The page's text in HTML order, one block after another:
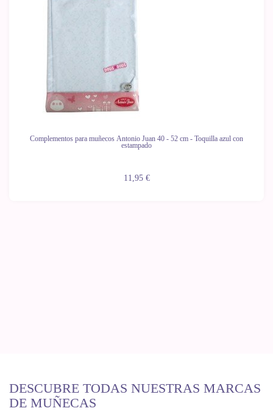
Complementos para muñecos Antonio Juan 40 - 52 cm - Toquilla azul con
estampado
11,95 €
DESCUBRE TODAS NUESTRAS MARCAS
DE MUÑECAS